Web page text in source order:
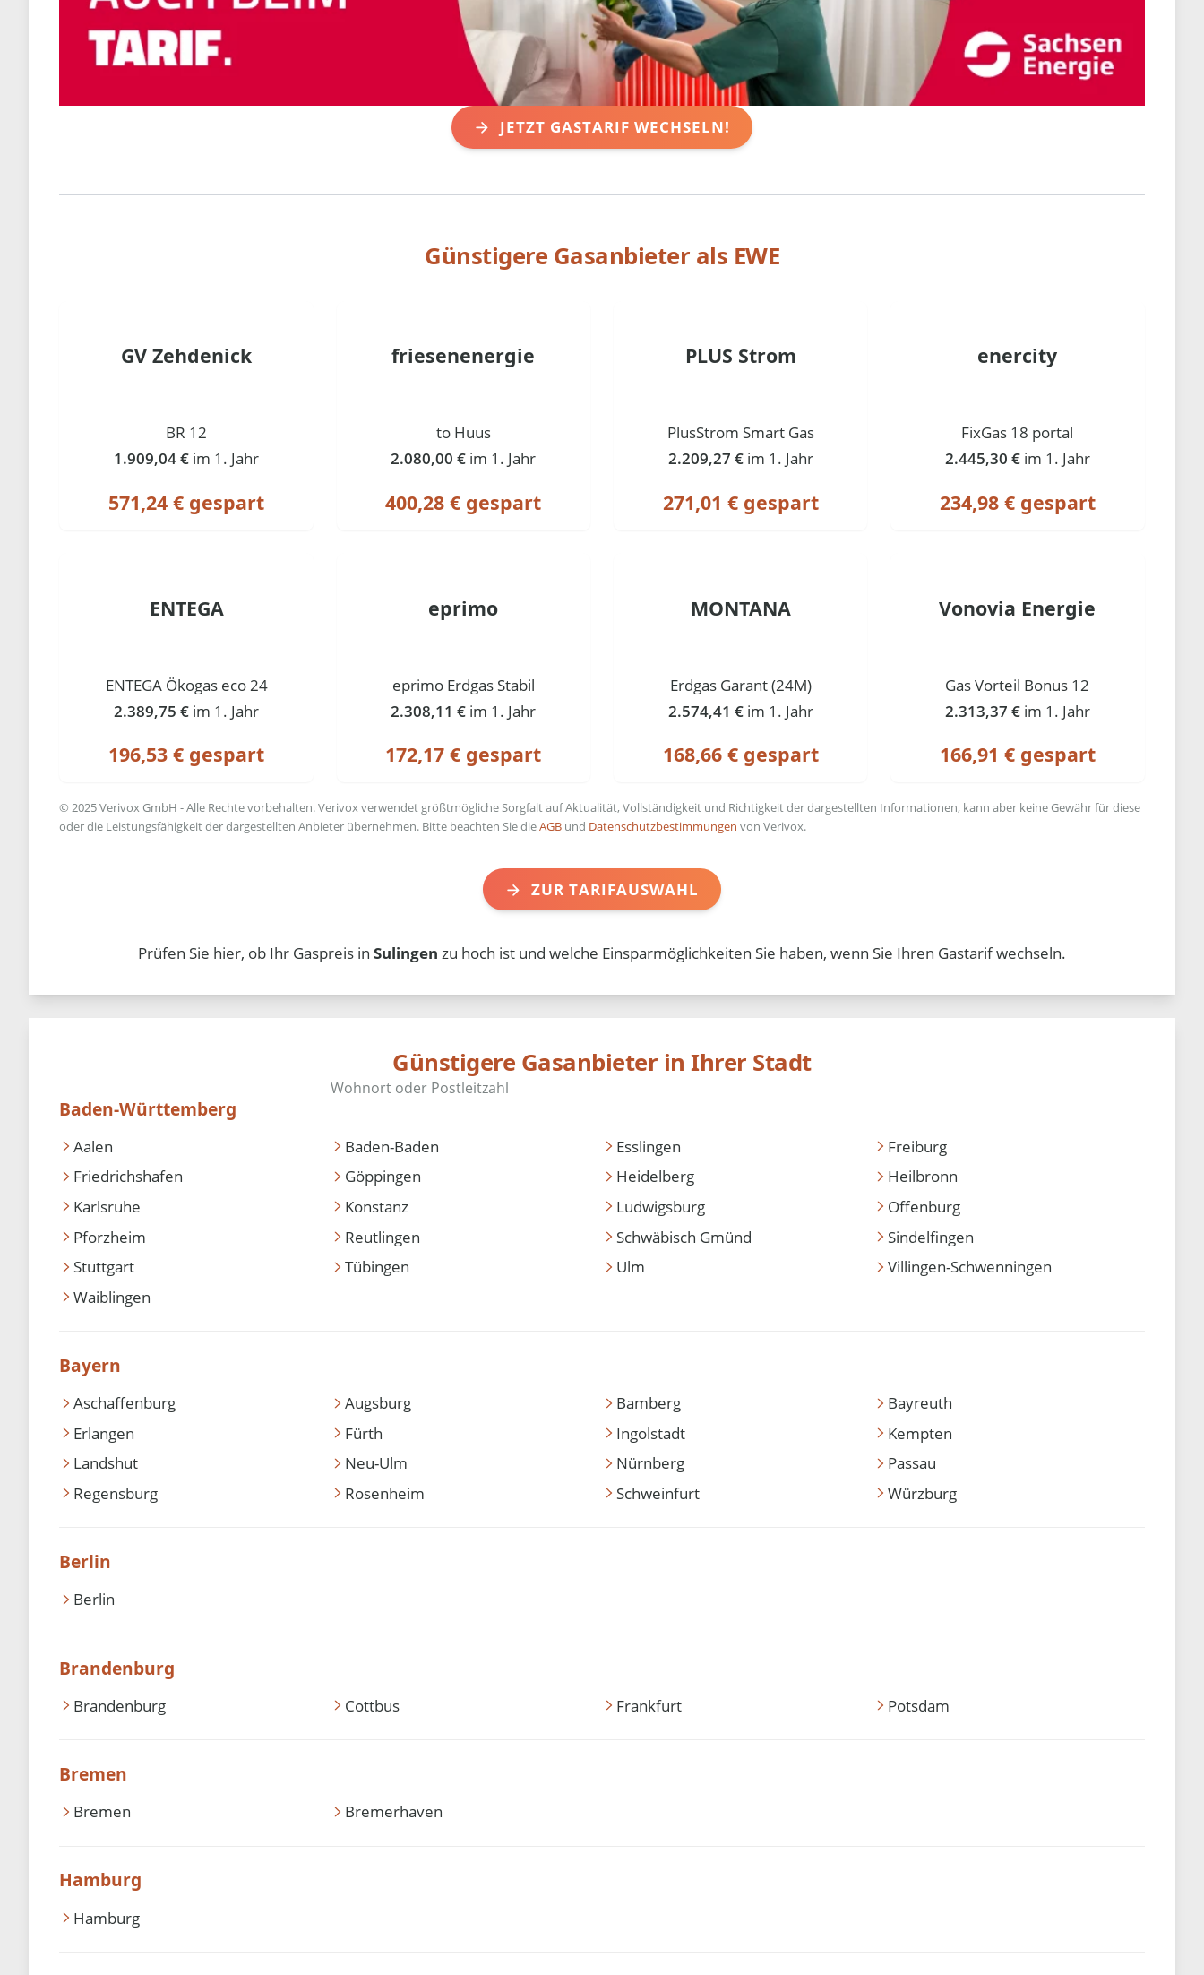
JETZT GASTARIF WECHSELN!
Günstigere Gasanbieter als EWE
GV Zehdenick
BR 12
1.909,04 € im 1. Jahr
571,24 € gespart
friesenenergie
to Huus
2.080,00 € im 1. Jahr
400,28 € gespart
PLUS Strom
PlusStrom Smart Gas
2.209,27 € im 1. Jahr
271,01 € gespart
enercity
FixGas 18 portal
2.445,30 € im 1. Jahr
234,98 € gespart
ENTEGA
ENTEGA Ökogas eco 24
2.389,75 € im 1. Jahr
196,53 € gespart
eprimo
eprimo Erdgas Stabil
2.308,11 € im 1. Jahr
172,17 € gespart
MONTANA
Erdgas Garant (24M)
2.574,41 € im 1. Jahr
168,66 € gespart
Vonovia Energie
Gas Vorteil Bonus 12
2.313,37 € im 1. Jahr
166,91 € gespart
© 2025 Verivox GmbH - Alle Rechte vorbehalten. Verivox verwendet größtmögliche Sorgfalt auf Aktualität, Vollständigkeit und Richtigkeit der dargestellten Informationen, kann aber keine Gewähr für diese
oder die Leistungsfähigkeit der dargestellten Anbieter übernehmen. Bitte beachten Sie dieAGB und Datenschutzbestimmungen von Verivox.
ZUR TARIFAUSWAHL
Prüfen Sie hier, ob Ihr Gaspreis in Sulingen zu hoch ist und welche Einsparmöglichkeiten Sie haben, wenn Sie Ihren Gastarif wechseln.
Günstigere Gasanbieter in Ihrer Stadt
Baden-Württemberg
Aalen Baden-Baden Esslingen
Freiburg
Friedrichshafen
Göppingen Heidelberg
Heilbronn
Karlsruhe
Konstanz Ludwigsburg
Offenburg
Pforzheim
Reutlingen Schwäbisch Gmünd
Sindelfingen
Stuttgart
Tübingen Ulm
Villingen-Schwenningen
Waiblingen
Bayern
Aschaffenburg Augsburg Bamberg
Bayreuth
Erlangen
Fürth Ingolstadt
Kempten
Landshut
Neu-Ulm Nürnberg
Passau
Regensburg
Rosenheim Schweinfurt Würzburg
Berlin
Berlin
Brandenburg
Brandenburg Cottbus Frankfurt Potsdam
Bremen
Bremen Bremerhaven
Hamburg
Hamburg